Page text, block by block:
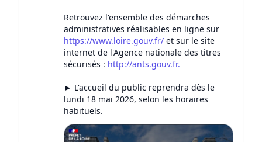
Retrouvez l'ensemble des démarches
administratives réalisables en ligne sur
https://www.loire.gouv.fr/ et sur le site
internet de l'Agence nationale des titres
sécurisés : http://ants.gouv.fr.
► L'accueil du public reprendra dès le
lundi 18 mai 2026, selon les horaires
habituels.